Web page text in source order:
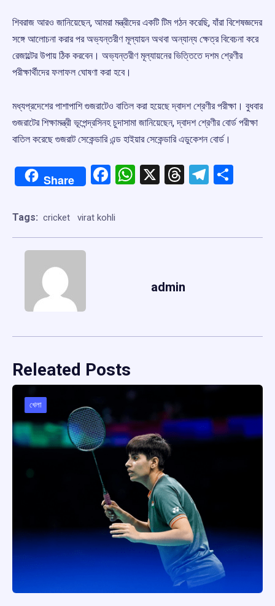
শিবরাজ আরও জানিয়েছেন, আমরা মন্ত্রীদের একটি টিম গঠন করেছি, যাঁরা বিশেষজ্ঞদের
সঙ্গে আলোচনা করার পর অভ্যন্তরীণ মূল্যায়ন অথবা অন্যান্য ক্ষেত্র বিবেচনা করে
রেজাল্টের উপায় ঠিক করবেন। অভ্যন্তরীণ মূল্যায়নের ভিত্তিতে দশম শ্রেণীর
পরীক্ষার্থীদের ফলাফল ঘোষণা করা হবে।
মধ্যপ্রদেশের পাশাপাশি গুজরাটেও বাতিল করা হয়েছে দ্বাদশ শ্রেণীর পরীক্ষা। বুধবার
গুজরাটের শিক্ষামন্ত্রী ভূপেন্দ্রসিনহ চুদাসামা জানিয়েছেন, দ্বাদশ শ্রেণীর বোর্ড পরীক্ষা
বাতিল করেছে গুজরাট সেকেন্ডারি এন্ড হাইয়ার সেকেন্ডারি এডুকেশন বোর্ড।
Share Facebook
WhatsApp
X Threads
Tags: cricket virat kohli
admin
Releated Posts
খেলা